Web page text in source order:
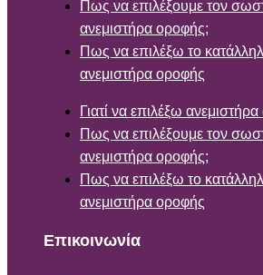
Πως να επιλέξουμε τον
ανεμιστήρα οροφής;
Πως να επιλέξω το
ανεμιστήρα οροφής
Γιατί να επιλέξω
Πως να επιλέξουμε τον
ανεμιστήρα οροφής;
Πως να επιλέξω το
ανεμιστήρα οροφής
Επικοινωνία